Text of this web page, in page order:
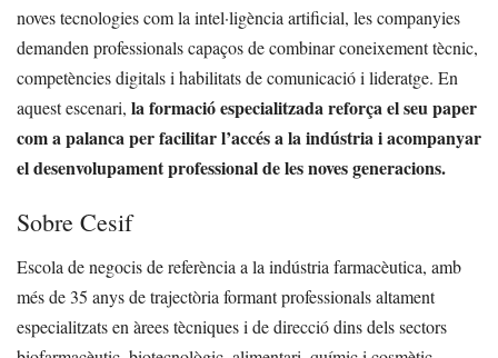
noves tecnologies com la intel·ligència artificial, les companyies
demanden professionals capaços de combinar coneixement tècnic,
competències digitals i habilitats de comunicació i lideratge. En
aquest escenari, la formació especialitzada reforça el seu paper
com a palanca per facilitar l’accés a la indústria i acompanyar
el desenvolupament professional de les noves generacions.
Sobre Cesif
Escola de negocis de referència a la indústria farmacèutica, amb
més de 35 anys de trajectòria formant professionals altament
especialitzats en àrees tècniques i de direcció dins dels sectors